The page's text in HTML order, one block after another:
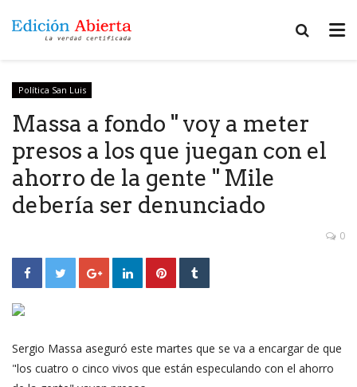
Política San Luis
Massa a fondo " voy a meter
presos a los que juegan con el
ahorro de la gente " Mile
debería ser denunciado
0
Sergio Massa aseguró este martes que se va a encargar de que
"los cuatro o cinco vivos que están especulando con el ahorro